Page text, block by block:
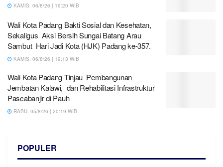
KAMIS, 06/8/26 | 19:20 WIB
Wali Kota Padang Bakti Sosial dan Kesehatan,
Sekaligus Aksi Bersih Sungai Batang Arau
Sambut Hari Jadi Kota (HJK) Padang ke-357.
KAMIS, 06/8/26 | 19:13 WIB
Wali Kota Padang Tinjau Pembangunan
Jembatan Kalawi, dan Rehabilitasi Infrastruktur
Pascabanjir di Pauh
RABU, 05/8/26 | 20:19 WIB
POPULER